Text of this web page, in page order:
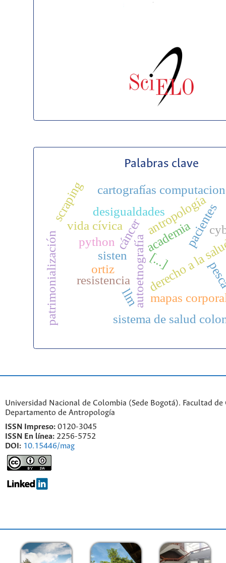
Palabras clave
[...]
autoetnografíaacademia
antropología
ortiz
cartografías
mapas
cáncer
derecho a la
pacientes
resistencia
sisten
sistema de salud
desigualdades
vida cívica
llm
python
scraping
patrimonialización
Universidad Nacional de Colombia (Sede Bogotá). Facultad de
Departamento de Antropología
ISSN Impreso: 0120-3045
ISSN En línea: 2256-5752
DOI: 10.15446/mag